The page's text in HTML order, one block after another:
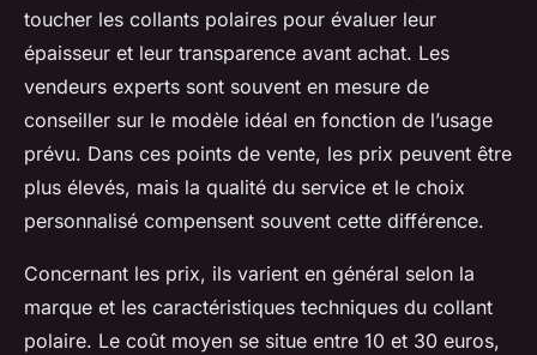
toucher les collants polaires pour évaluer leur
épaisseur et leur transparence avant achat. Les
vendeurs experts sont souvent en mesure de
conseiller sur le modèle idéal en fonction de l’usage
prévu. Dans ces points de vente, les prix peuvent être
plus élevés, mais la qualité du service et le choix
personnalisé compensent souvent cette différence.
Concernant les prix, ils varient en général selon la
marque et les caractéristiques techniques du collant
polaire. Le coût moyen se situe entre 10 et 30 euros,